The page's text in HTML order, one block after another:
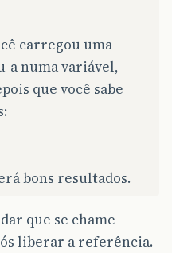
carregou uma
a numa variável,
que você sabe
bons resultados.
que se chame
liberar a referência.